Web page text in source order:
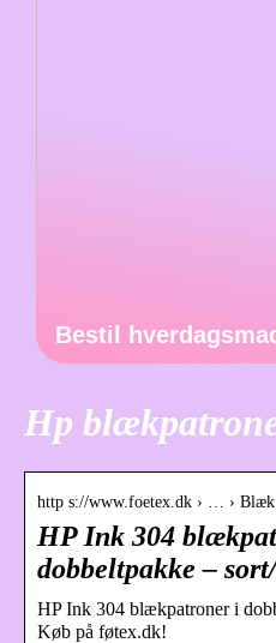
Bestil
Hp
http s://www.foetex.dk › … ›
HP Ink 304
dobbeltpakke –
HP Ink 304 blækpatroner i
Køb på føtex.dk!